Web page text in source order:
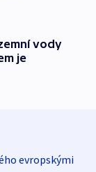
vody
je
evropskými